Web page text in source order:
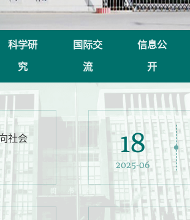
科学研
究
国际交
流
信息公
开
社会
18
2025-06